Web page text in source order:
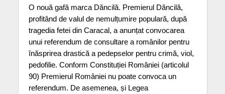
O nouă gafă marca Dăncilă. Premierul Dăncilă,
profitând de valul de nemulțumire populară, după
tragedia fetei din Caracal, a anunțat convocarea
unui referendum de consultare a românilor pentru
înăsprirea drastică a pedepselor pentru crimă, viol,
pedofilie. Conform Constituției României (articolul
90) Premierul României nu poate convoca un
referendum. De asemenea, și Legea